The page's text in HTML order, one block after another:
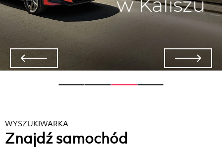
WYSZUKIWARKA
Znajdź samochód